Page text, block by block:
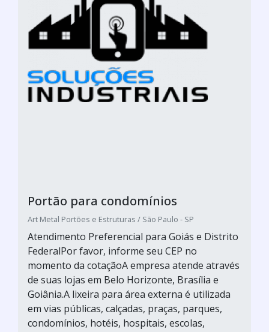
Portão para condomínios
Art Metal Portões e Estruturas / São Paulo - SP
Atendimento Preferencial para Goiás e Distrito
FederalPor favor, informe seu CEP no
momento da cotaçãoA empresa atende através
de suas lojas em Belo Horizonte, Brasília e
Goiânia.A lixeira para área externa é utilizada
em vias públicas, calçadas, praças, parques,
condomínios, hotéis, hospitais, escolas,